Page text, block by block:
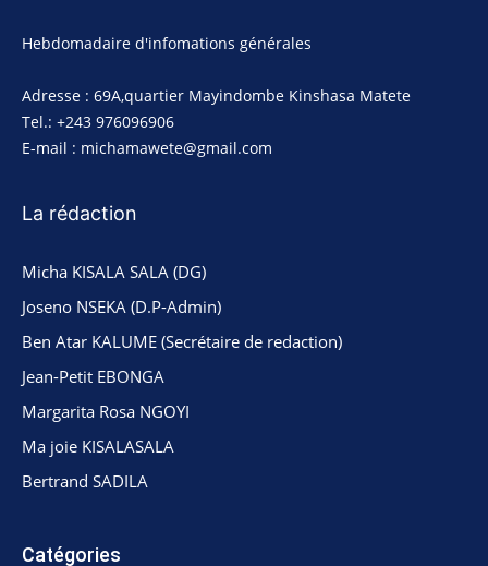
Hebdomadaire d'infomations générales
Adresse : 69A,quartier Mayindombe Kinshasa Matete
Tel.: +243 976096906
E-mail : michamawete@gmail.com
La rédaction
Micha KISALA SALA (DG)
Joseno NSEKA (D.P-Admin)
Ben Atar KALUME (Secrétaire de redaction)
Jean-Petit EBONGA
Margarita Rosa NGOYI
Ma joie KISALASALA
Bertrand SADILA
Catégories